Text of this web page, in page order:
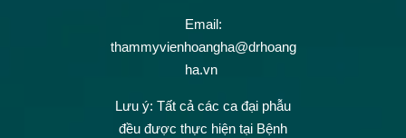
Email:
thammyvienhoangha@drhoang
ha.vn
Lưu ý: Tất cả các ca đại phẫu
đều được thực hiện tại Bệnh